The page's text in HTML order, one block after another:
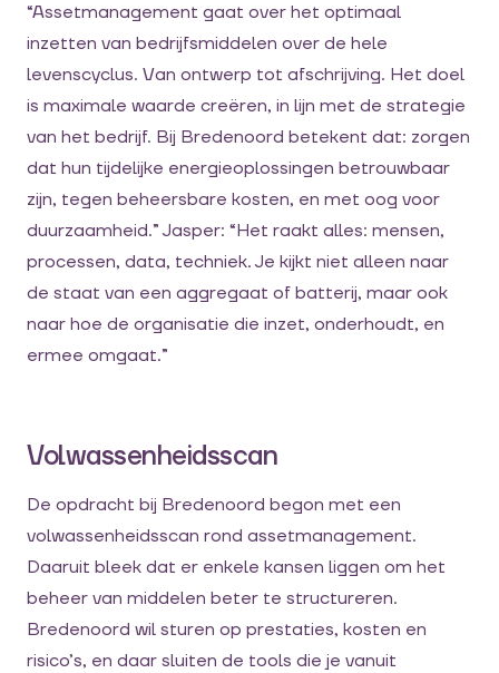
“Assetmanagement gaat over het optimaal
inzetten van bedrijfsmiddelen over de hele
levenscyclus. Van ontwerp tot afschrijving. Het doel
is maximale waarde creëren, in lijn met de strategie
van het bedrijf. Bij Bredenoord betekent dat: zorgen
dat hun tijdelijke energieoplossingen betrouwbaar
zijn, tegen beheersbare kosten, en met oog voor
duurzaamheid.” Jasper: “Het raakt alles: mensen,
processen, data, techniek. Je kijkt niet alleen naar
de staat van een aggregaat of batterij, maar ook
naar hoe de organisatie die inzet, onderhoudt, en
ermee omgaat.”
Volwassenheidsscan
De opdracht bij Bredenoord begon met een
volwassenheidsscan rond assetmanagement.
Daaruit bleek dat er enkele kansen liggen om het
beheer van middelen beter te structureren.
Bredenoord wil sturen op prestaties, kosten en
risico’s, en daar sluiten de tools die je vanuit